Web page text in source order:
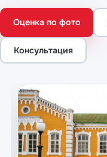
Оценка по фото
Консультация